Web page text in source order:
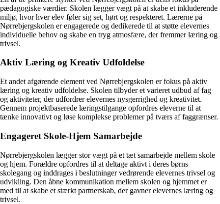
pædagogiske værdier. Skolen lægger vægt på at skabe et inkluderende
miljø, hvor hver elev føler sig set, hørt og respekteret. Lærerne på
Nørrebjergskolen er engagerede og dedikerede til at støtte elevernes
individuelle behov og skabe en tryg atmosfære, der fremmer læring og
trivsel.
Aktiv Læring og Kreativ Udfoldelse
Et andet afgørende element ved Nørrebjergskolen er fokus på aktiv
læring og kreativ udfoldelse. Skolen tilbyder et varieret udbud af fag
og aktiviteter, der udfordrer elevernes nysgerrighed og kreativitet.
Gennem projektbaserede læringstilgange opfordres eleverne til at
tænke innovativt og løse komplekse problemer på tværs af faggrænser.
Engageret Skole-Hjem Samarbejde
Nørrebjergskolen lægger stor vægt på et tæt samarbejde mellem skole
og hjem. Forældre opfordres til at deltage aktivt i deres børns
skolegang og inddrages i beslutninger vedrørende elevernes trivsel og
udvikling. Den åbne kommunikation mellem skolen og hjemmet er
med til at skabe et stærkt partnerskab, der gavner elevernes læring og
trivsel.